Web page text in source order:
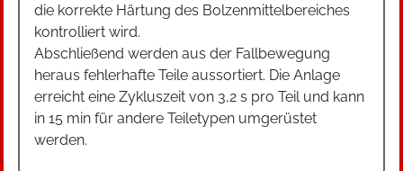
die korrekte Härtung des Bolzenmittelbereiches
kontrolliert wird.
Abschließend werden aus der Fallbewegung
heraus fehlerhafte Teile aussortiert. Die Anlage
erreicht eine Zykluszeit von 3,2 s pro Teil und kann
in 15 min für andere Teiletypen umgerüstet
werden.